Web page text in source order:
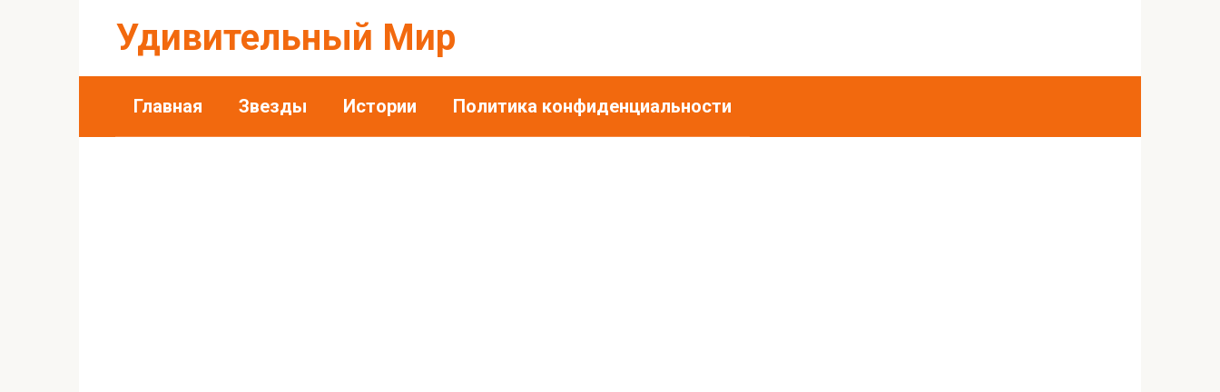
Удивительный Мир
Главная Звезды Истории Политика конфиденциальности